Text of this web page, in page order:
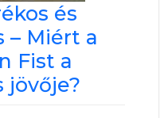
és
– Miért a
Fist a
jövője?